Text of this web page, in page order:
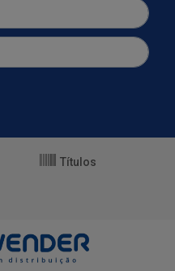
Títulos